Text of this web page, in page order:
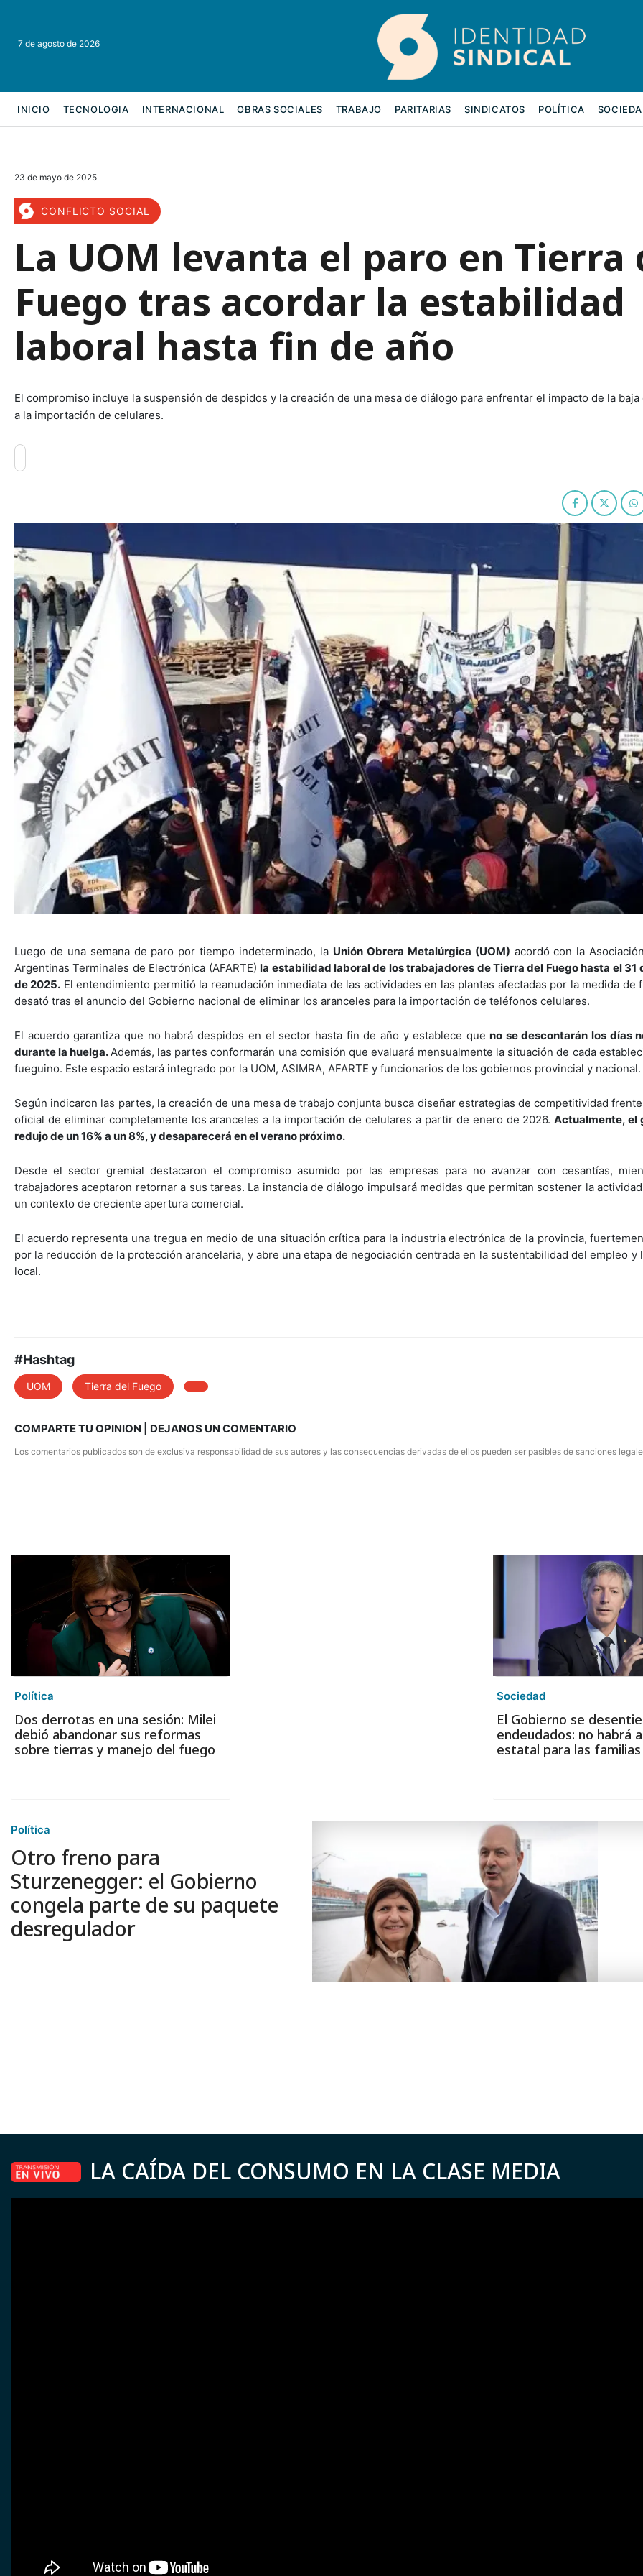
7 de agosto de 2026
INICIO TECNOLOGIA INTERNACIONAL OBRAS SOCIALES TRABAJO PARITARIAS SINDICATOS POLÍTICA
23 de mayo de 2025
CONFLICTO SOCIAL
La UOM levanta el paro en Tierra
Fuego tras acordar la estabilidad
laboral hasta fin de año
El compromiso incluye la suspensión de despidos y la creación de una mesa de diálogo para enfrentar el impacto de la
a la importación de celulares.
Luego de una semana de paro por tiempo indeterminado, la Unión Obrera Metalúrgica (UOM) acordó con la
Argentinas Terminales de Electrónica (AFARTE)la estabilidad laboral de los trabajadores de Tierra del Fuego hasta el 31
de 2025. El entendimiento permitió la reanudación inmediata de las actividades en las plantas afectadas por la medida de
desató tras el anuncio del Gobierno nacional de eliminar los aranceles para la importación de teléfonos celulares.
El acuerdo garantiza que no habrá despidos en el sector hasta fin de año y establece que no se descontarán los días
durante la huelga.Además, las partes conformarán una comisión que evaluará mensualmente la situación de cada
fueguino. Este espacio estará integrado por la UOM, ASIMRA, AFARTE y funcionarios de los gobiernos provincial y nacional.
Según indicaron las partes, la creación de una mesa de trabajo conjunta busca diseñar estrategias de competitividad
oficial de eliminar completamente los aranceles a la importación de celulares a partir de enero de 2026.Actualmente, el
redujo de un 16% a un 8%, y desaparecerá en el verano próximo.
Desde el sector gremial destacaron el compromiso asumido por las empresas para no avanzar con cesantías,
trabajadores aceptaron retornar a sus tareas. La instancia de diálogo impulsará medidas que permitan sostener la
un contexto de creciente apertura comercial.
El acuerdo representa una tregua en medio de una situación crítica para la industria electrónica de la provincia,
por la reducción de la protección arancelaria, y abre una etapa de negociación centrada en la sustentabilidad del empleo y
local.
#Hashtag
UOM Tierra del Fuego
COMPARTE TU OPINION | DEJANOS UN COMENTARIO
Los comentarios publicados son de exclusiva responsabilidad de sus autores y las consecuencias derivadas de ellos pueden ser pasibles de sanciones
Política
Dos derrotas en una sesión: Milei
debió abandonar sus reformas
sobre tierras y manejo del fuego
Sociedad
El Gobierno se
endeudados: no habrá
estatal para las
Política
Otro freno para
Sturzenegger: el Gobierno
congela parte de su paquete
desregulador
LA CAÍDA DEL CONSUMO EN LA CLASE MEDIA